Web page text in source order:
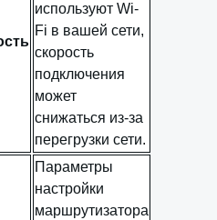
используют Wi-
Fi в вашей сети,
скорость
подключения
может
снижаться из-за
перегрузки сети.
Параметры
настройки
маршрутизатора